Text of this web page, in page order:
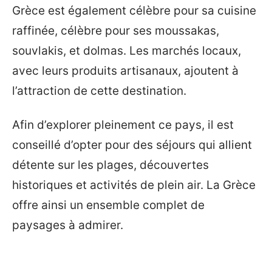
Grèce est également célèbre pour sa cuisine
raffinée, célèbre pour ses moussakas,
souvlakis, et dolmas. Les marchés locaux,
avec leurs produits artisanaux, ajoutent à
l’attraction de cette destination.
Afin d’explorer pleinement ce pays, il est
conseillé d’opter pour des séjours qui allient
détente sur les plages, découvertes
historiques et activités de plein air. La Grèce
offre ainsi un ensemble complet de
paysages à admirer.